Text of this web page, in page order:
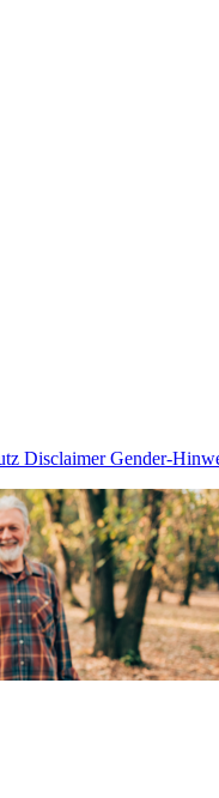
DisclaimerGender-